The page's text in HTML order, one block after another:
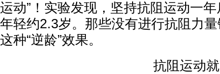
运动”！实验发现，坚持抗阻运动一年
年轻约2.3岁。那些没有进行抗阻力
这种“逆龄”效果。
抗阻运动